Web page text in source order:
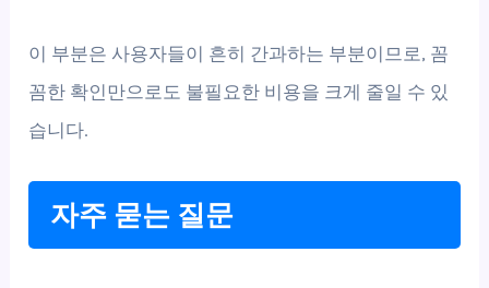
이 부분은 사용자들이 흔히 간과하는 부분이므로, 꼼
꼼한 확인만으로도 불필요한 비용을 크게 줄일 수 있
습니다.
자주 묻는 질문